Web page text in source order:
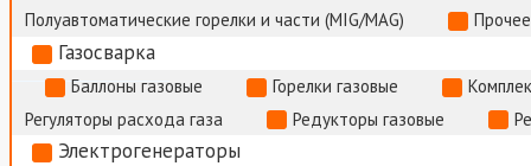
Полуавтоматические горелки и части (MIG/MAG)
Газосварка
Баллоны газовые Горелки газовые
Регуляторы расхода газа
Редукторы газовые
Электрогенераторы